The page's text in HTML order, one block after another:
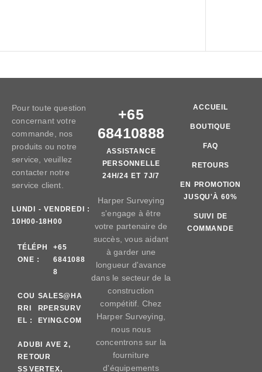
Pour toute question
concernant votre
commande, nos
produits ou notre
service, veuillez
contacter notre
service client.
LUNDI - VENDREDI :
10H00-18H00
TÉLÉPH
ONE :
+65
6841088
8
COU
RRI
EL :
SALES@HA
RPERSURV
EYING.COM
AD
RE
SS
UBI AVE 2,
TOUR
VERTEX,
+65
68410888
ASSISTANCE
PERSONNELLE
24H/24 ET 7J/7
Harper Surveying
s'engage à être
votre partenaire de
succès, vous aidant
à garder une
longueur d'avance
dans le secteur de la
construction
compétitif. Chez
Harper Surveying,
nous nous
concentrons sur la
fourniture
d'équipements
ACCUEIL
BOUTIQUE
FAQ
RETOURS
EN PROMOTION
JUSQU'À 60%
SUIVI DE
COMMANDE